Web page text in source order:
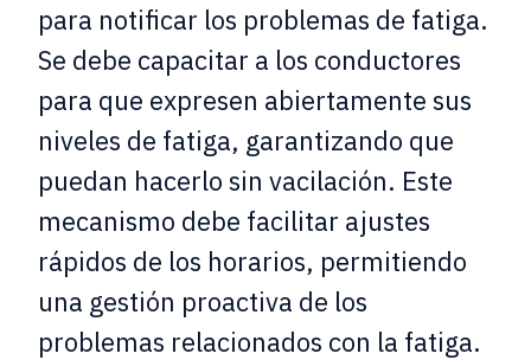
para notificar los problemas de fatiga.
Se debe capacitar a los conductores
para que expresen abiertamente sus
niveles de fatiga, garantizando que
puedan hacerlo sin vacilación. Este
mecanismo debe facilitar ajustes
rápidos de los horarios, permitiendo
una gestión proactiva de los
problemas relacionados con la fatiga.